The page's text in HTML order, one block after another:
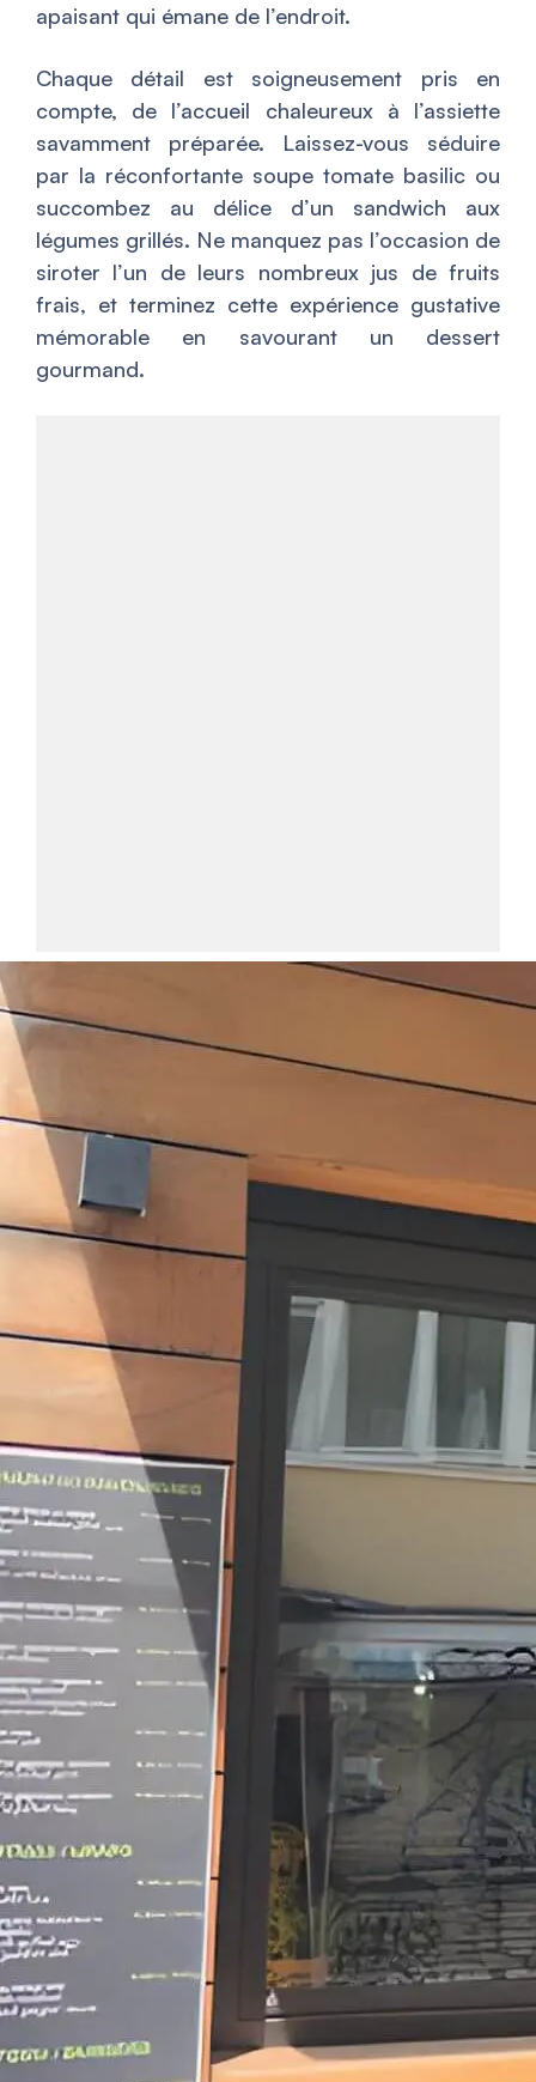
apaisant qui émane de l’endroit.
Chaque détail est soigneusement pris en
compte, de l’accueil chaleureux à l’assiette
savamment préparée. Laissez-vous séduire
par la réconfortante soupe tomate basilic ou
succombez au délice d’un sandwich aux
légumes grillés. Ne manquez pas l’occasion de
siroter l’un de leurs nombreux jus de fruits
frais, et terminez cette expérience gustative
mémorable en savourant un dessert
gourmand.